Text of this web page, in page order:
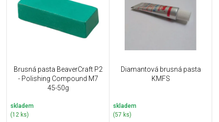
Brusná pasta BeaverCraft P2
- Polishing Compound M7
45-50g
skladem
(12 ks)
Diamantová brusná pasta
KMFS
skladem
(57 ks)